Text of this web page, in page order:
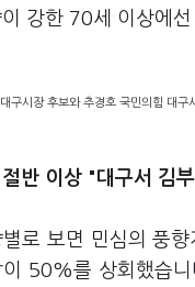
강한 70세 이상에
구시장 후보와 추경호 국민의힘 대
반 이상 "대구서 김
별로 보면 민심의 풍
이 50%를 상회했습